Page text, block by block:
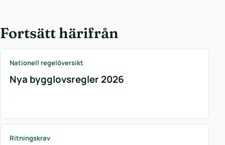
Fortsätt härifrån
Nationell regelöversikt
Nya bygglovsregler 2026
Ritningskrav